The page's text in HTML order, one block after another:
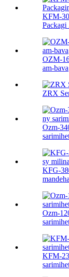
KFM-
Packagi
OZM-
am-bava
ZRX
Ozm-
KFG-
Ozm-
KFM-